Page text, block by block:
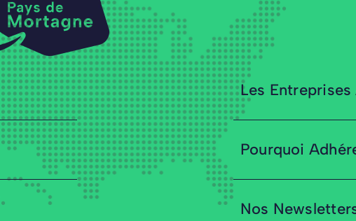
Les
Pourquoi
Nos